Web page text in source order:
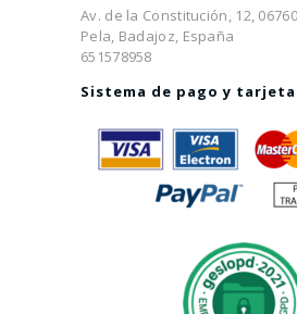
Av. de la Constitución, 12,
Pela, Badajoz, España
651578958
Sistema de pago y